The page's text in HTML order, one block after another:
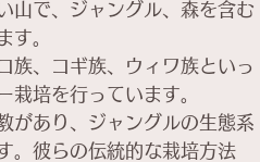
山で、ジャングル、森を含む
す。
族、コギ族、ウィワ族といっ
栽培を行っています。
があり、ジャングルの生態系
。彼らの伝統的な栽培方法